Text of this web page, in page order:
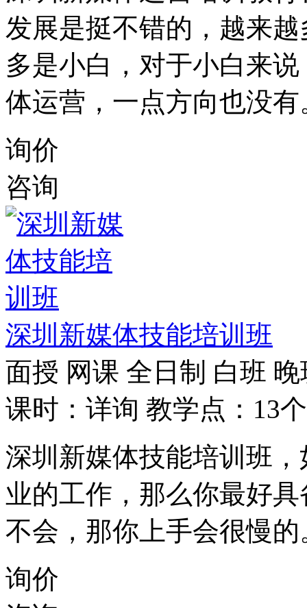
发展是挺不错的，越来
多是小白，对于小白来
体运营，一点方向也没有
询价
咨询
深圳新媒体技能培训班
面授 网课 全日制 白班 晚
课时：详询 教学点：13个
深圳新媒体技能培训班
业的工作，那么你最好
不会，那你上手会很慢的
询价